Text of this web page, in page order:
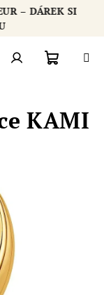
– DÁREK SI
košík
KAMI